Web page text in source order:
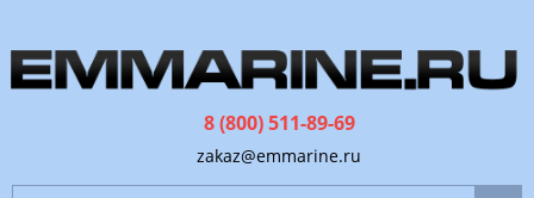
8 (800) 511-89-69
zakaz@emmarine.ru